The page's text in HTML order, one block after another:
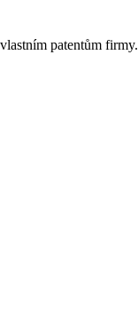
patentům firmy.